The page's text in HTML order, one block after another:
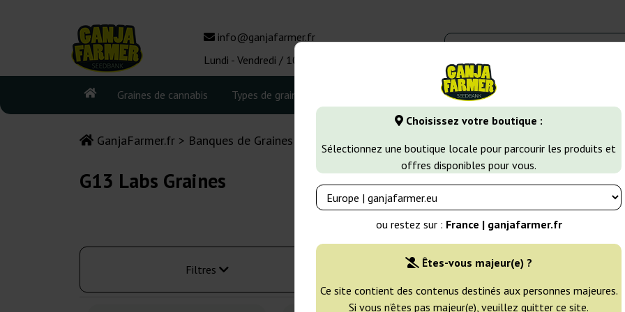
Choisissez votre boutique :
Sélectionnez une boutique locale pour parcourir les produits et
offres disponibles pour vous.
ou restez sur : France | ganjafarmer.fr
Êtes-vous majeur(e) ?
Ce site contient des contenus destinés aux personnes majeures.
Si vous n’êtes pas majeur(e), veuillez quitter ce site.
info@ganjafarmer.fr
Lundi - Vendredi / 10:00 - 16:00
Graines de cannabis Types de graines Variétés de cannabis
GanjaFarmer.fr Banques de Graines de Cannabis
G13 Labs Graines
Filtres Tri